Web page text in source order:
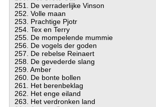
251. De verraderlijke Vinson
252. Volle maan
253. Prachtige Pjotr
254. Tex en Terry
255. De mompelende mummie
256. De vogels der goden
257. De rebelse Reinaert
258. De gevederde slang
259. Amber
260. De bonte bollen
261. Het berenbeklag
262. Het enge eiland
263. Het verdronken land